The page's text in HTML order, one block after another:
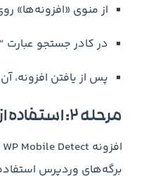
از منوی «افزونه‌ها»
در کادر جستجو عبارت “WP Mobile Detect” را وارد کنید.
پس از یافتن افزونه،
مرحله ۲: استفاده از کدهای کوتاه برای شناسایی موبایل در وردپرس
برگه‌های وردپرس